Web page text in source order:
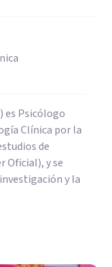
es Psicólogo
Clínica por la
de
Oficial), y se
y la